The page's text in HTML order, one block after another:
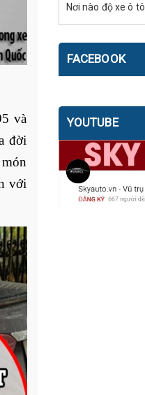
và
đời
với
Nơi nào độ xe ô
FACEBOOK
YOUTUBE